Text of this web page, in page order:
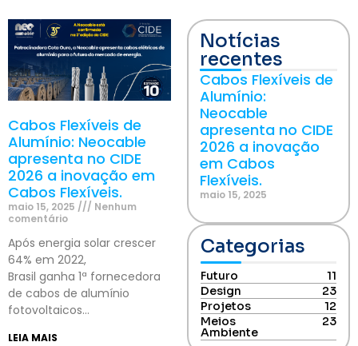
Cabos Flexíveis de
Alumínio: Neocable
apresenta no CIDE
2026 a inovação em
Cabos Flexíveis.
maio 15, 2025
Nenhum
comentário
Após energia solar crescer
64% em 2022,
Brasil ganha 1ª fornecedora
de cabos de alumínio
fotovoltaicos…
LEIA MAIS
Notícias
recentes
Cabos Flexíveis de
Alumínio:
Neocable
apresenta no CIDE
2026 a inovação
em Cabos
Flexíveis.
maio 15, 2025
Categorias
Futuro
11
Design
23
Projetos
12
Meios
Ambiente
23